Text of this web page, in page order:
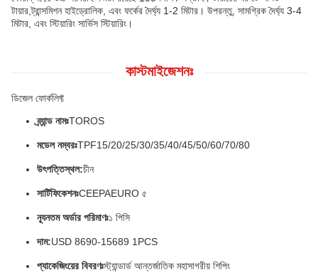
টায়ার,ট্রান্সমিশন হাইড্রোলিক, এবং ফর্কের দৈর্ঘ্য 1-2 মিটার। উপরন্তু, সামগ্রিক দৈর্ঘ্য 3-4
মিটার, এবং স্টিয়ারিং সার্ভিস স্টিয়ারিং।
কাস্টমাইজেশনঃ
ডিজেল ফোর্কলিফ্ট
ব্র্যান্ড নামঃTOROS
মডেল নম্বরঃTPF15/20/25/30/35/40/45/50/60/70/80
উৎপত্তিস্থল:চীন
সার্টিফিকেশনঃCEEPAEURO ৫
ন্যূনতম অর্ডার পরিমাণঃ১ পিসি
দাম:USD 8690-15689 1PCS
প্যাকেজিংয়ের বিবরণঃস্ট্যান্ডার্ড আন্তর্জাতিক মহাসাগরীয় শিপিং